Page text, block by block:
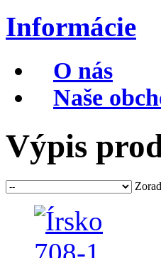
Informácie
O nás
Naše
Výpis